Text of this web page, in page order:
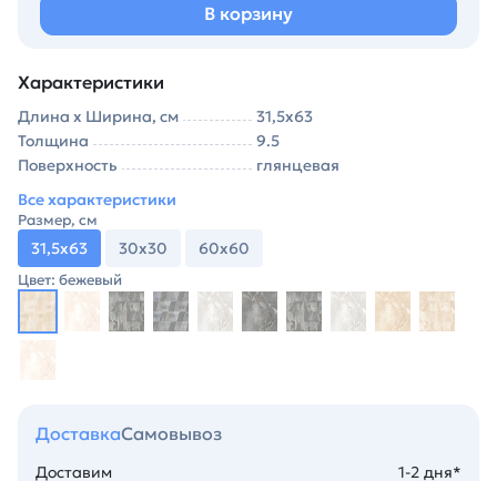
В корзину
Характеристики
Длина х Ширина, см
31,5х63
Толщина
9.5
Поверхность
глянцевая
Все характеристики
Размер, см
31,5х63 30х30 60х60
Цвет: бежевый
ДоставкаСамовывоз
Доставим
1-2 дня*